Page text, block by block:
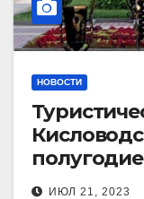
НОВОСТИ
рекордный
ИЮЛ 21, 2023